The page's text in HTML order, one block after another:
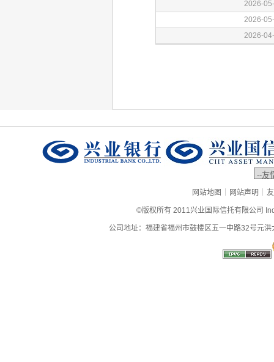
网站地图 | 网站声明 |
©版权所有 2011兴业国际信托有限公司
公司地址：福建省福州市鼓楼区五一中路32号元